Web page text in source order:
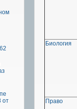
от
Биология
Право